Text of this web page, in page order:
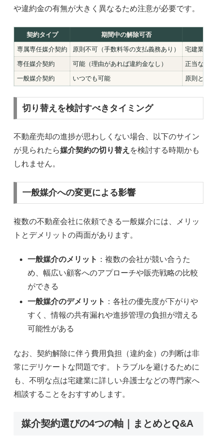
や違約金の有無が大きく異なるため注意が必要です。
契約タイプ
期間中の解除可否
専属専任媒介契約
原則不可（手数料等の支払義務あり）
宅建業者
専任媒介契約
可能（理由があれば違約金なし）
正当な理
一般媒介契約
いつでも可能 原則とし
切り替えを検討すべきタイミング
不動産売却の進捗が思わしくない場合、以下のサイン
が見られたら媒介契約の切り替え を検討する時期かも
しれません。
一般媒介への変更による影響
複数の不動産会社に依頼できる一般媒介には、メリッ
トとデメリットの両面があります。
一般媒介のメリット ：複数の会社が競い合うた
め、幅広い顧客へのアプローチや販売戦略の比較
ができる
一般媒介のデメリット ：各社の優先度が下がりや
すく、情報の共有漏れや進捗管理の負担が増える
可能性がある
なお、契約解除に伴う費用負担（違約金）の判断は非
常にデリケートな問題です。トラブルを避けるために
も、不明な点は宅建業に詳しい弁護士などの専門家へ
相談することをおすすめします。
媒介契約選びの4つの軸｜まとめとQ&A